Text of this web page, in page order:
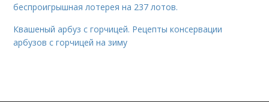
беспроигрышная лотерея на 237 лотов.
Квашеный арбуз с горчицей. Рецепты консервации
арбузов с горчицей на зиму